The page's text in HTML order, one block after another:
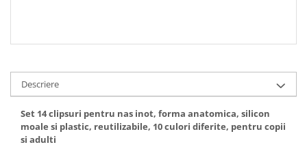
Descriere
Set 14 clipsuri pentru nas inot, forma anatomica, silicon
moale si plastic, reutilizabile, 10 culori diferite, pentru copii
si adulti